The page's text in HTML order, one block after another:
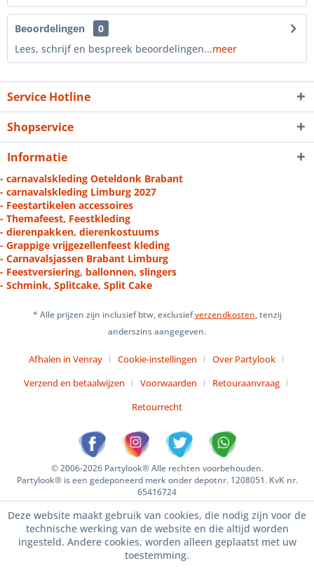
Beoordelingen
0
Lees, schrijf en bespreek beoordelingen...meer
Service Hotline
Shopservice
Informatie
- carnavalskleding Oeteldonk Brabant
- carnavalskleding Limburg 2027
- Feestartikelen accessoires
- Themafeest, Feestkleding
- dierenpakken, dierenkostuums
- Grappige vrijgezellenfeest kleding
- Carnavalsjassen Brabant Limburg
- Feestversiering, ballonnen, slingers
- Schmink, Splitcake, Split Cake
* Alle prijzen zijn inclusief btw, exclusiefverzendkosten, tenzij
anderszins aangegeven.
Afhalen in Venray Cookie-instellingen
Over Partylook
Verzend en betaalwijzen
Voorwaarden
Retouraanvraag
Retourrecht
© 2006-2026 Partylook® Alle rechten voorbehouden.
Partylook® is een gedeponeerd merk onder depotnr. 1208051. KvK nr.
65416724
Deze website maakt gebruik van cookies, die nodig zijn voor de
technische werking van de website en die altijd worden
ingesteld. Andere cookies, worden alleen geplaatst met uw
toestemming.